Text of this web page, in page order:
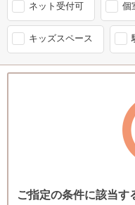
ネット受付可 個
キッズスペース
ご指定の条件に該当す